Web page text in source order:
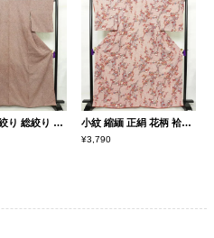
小紋 良品 絞り 総絞り 正絹 古典柄 袷仕立て 身丈164cm 裄丈65cm リサイクル着物 一部しつけ糸付き 着物 茶 小紋 縮緬 正絹 花柄 袷仕立て 身丈164.5cm 裄丈67.5cm 金彩 着物 赤・朱
¥3,790